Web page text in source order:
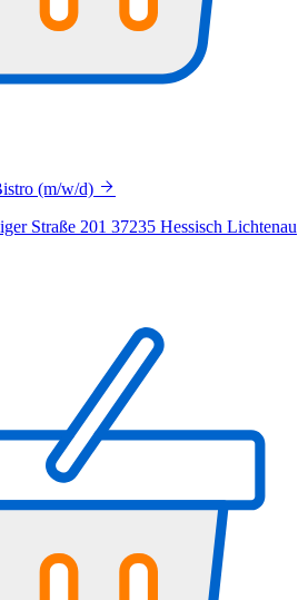
(m/w/d)
Straße 201 37235 Hessisch Lichtenau